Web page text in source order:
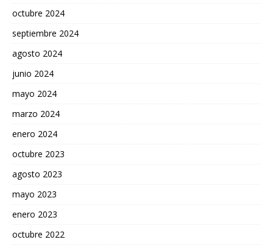
octubre 2024
septiembre 2024
agosto 2024
junio 2024
mayo 2024
marzo 2024
enero 2024
octubre 2023
agosto 2023
mayo 2023
enero 2023
octubre 2022